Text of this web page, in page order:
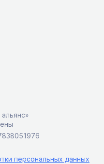
персональных данных